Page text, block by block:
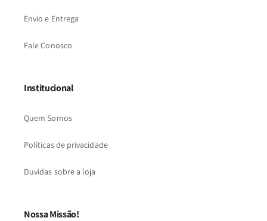
Envio e Entrega
Fale Conosco
Institucional
Quem Somos
Políticas de privacidade
Duvidas sobre a loja
Nossa Missão!